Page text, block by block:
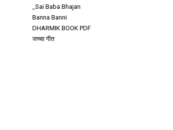
_Sai Baba Bhajan
Banna Banni
DHARMIK BOOK PDF
जच्चा गीत